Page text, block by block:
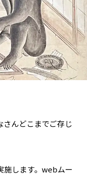
んどこまでご存じ
施します。webムー